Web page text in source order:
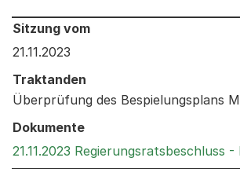
Behandelt an den folgenden
Sitzung vom
21.11.2023
Traktanden
Überprüfung des Bespielungsplans
Dokumente
21.11.2023 Regierungsratsbeschluss -